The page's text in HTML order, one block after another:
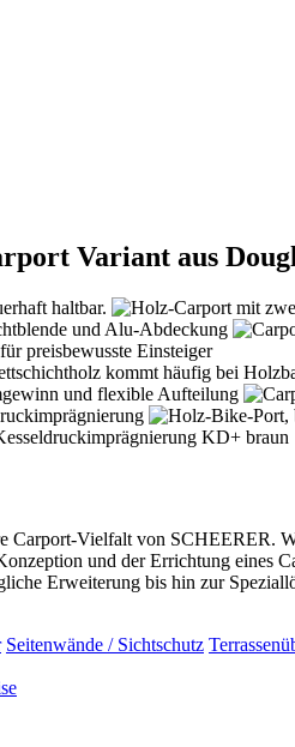
Variant aus
Carport-Vielfalt von SCHEERER.
und der Errichtung eines
Erweiterung bis hin zur
Seitenwände / Sichtschutz